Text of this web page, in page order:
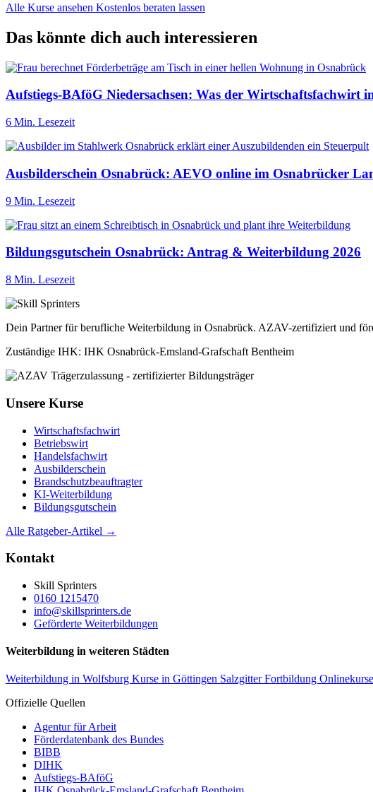
Alle Kurse ansehen Kostenlos beraten lassen
Das könnte dich auch interessieren
Aufstiegs-BAföG Niedersachsen: Was der Wirtschaftsfachwirt
6 Min. Lesezeit
Ausbilderschein Osnabrück: AEVO online im Osnabrücker
9 Min. Lesezeit
Bildungsgutschein Osnabrück: Antrag & Weiterbildung 2026
8 Min. Lesezeit
Dein Partner für berufliche Weiterbildung in Osnabrück. AZAV-zertifiziert und
Zuständige IHK: IHK Osnabrück-Emsland-Grafschaft Bentheim
Unsere Kurse
Wirtschaftsfachwirt
Betriebswirt
Handelsfachwirt
Ausbilderschein
Brandschutzbeauftragter
KI-Weiterbildung
Bildungsgutschein
Alle Ratgeber-Artikel →
Kontakt
Skill Sprinters
0160 1215470
info@skillsprinters.de
Geförderte Weiterbildungen
Weiterbildung in weiteren Städten
Weiterbildung in Wolfsburg Kurse in Göttingen Salzgitter Fortbildung
Offizielle Quellen
Agentur für Arbeit
Förderdatenbank des Bundes
BIBB
DIHK
Aufstiegs-BAföG